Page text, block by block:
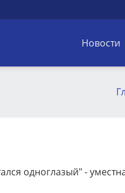
Новости
одноглазый" -